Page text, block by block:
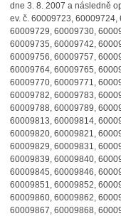
dne 3. 8. 2007 a následně
ev. č. 60009723,
60009729, 60009730,
60009735, 60009742,
60009756, 60009757,
60009764, 60009765,
60009770, 60009771,
60009782, 60009783,
60009788, 60009789,
60009813, 60009814,
60009820, 60009821,
60009829, 60009831,
60009839, 60009840,
60009845, 60009846,
60009851, 60009852,
60009860, 60009862,
60009867, 60009868,